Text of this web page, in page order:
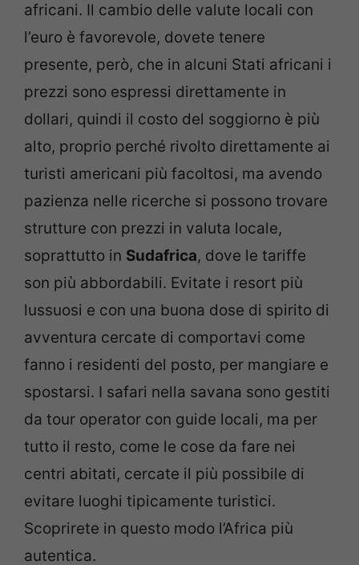
africani. Il cambio delle valute locali con
l’euro è favorevole, dovete tenere
presente, però, che in alcuni Stati africani i
prezzi sono espressi direttamente in
dollari, quindi il costo del soggiorno è più
alto, proprio perché rivolto direttamente ai
turisti americani più facoltosi, ma avendo
pazienza nelle ricerche si possono trovare
strutture con prezzi in valuta locale,
soprattutto in Sudafrica, dove le tariffe
son più abbordabili. Evitate i resort più
lussuosi e con una buona dose di spirito di
avventura cercate di comportavi come
fanno i residenti del posto, per mangiare e
spostarsi. I safari nella savana sono gestiti
da tour operator con guide locali, ma per
tutto il resto, come le cose da fare nei
centri abitati, cercate il più possibile di
evitare luoghi tipicamente turistici.
Scoprirete in questo modo l’Africa più
autentica.